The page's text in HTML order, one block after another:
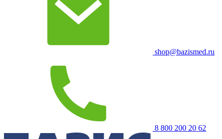
shop@bazismed.ru
8 800 200 20 62